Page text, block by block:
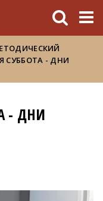
СУББОТА - ДНИ
- ДНИ